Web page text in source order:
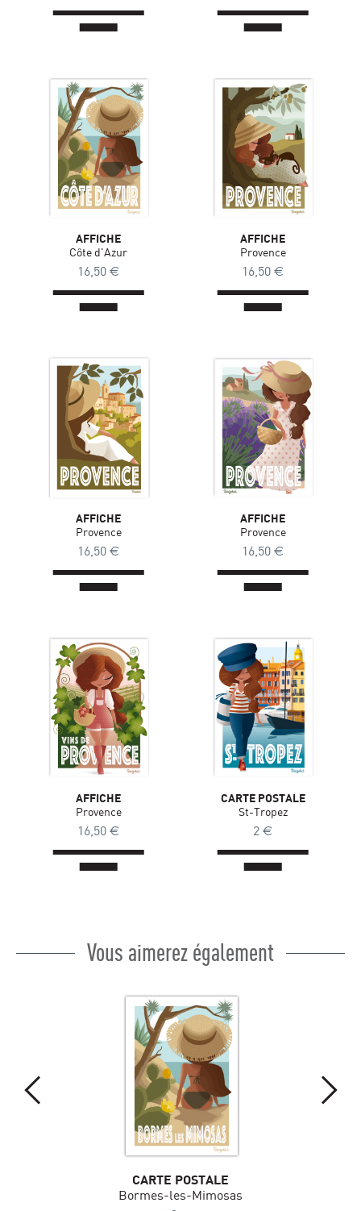
AFFICHE
Côte d'Azur
16,50 €
AFFICHE
Provence
16,50 €
AFFICHE
Provence
16,50 €
AFFICHE
Provence
16,50 €
AFFICHE
Provence
16,50 €
CARTE POSTALE
St-Tropez
2 €
Vous aimerez également
CARTE POSTALE
Bormes-les-Mimosas